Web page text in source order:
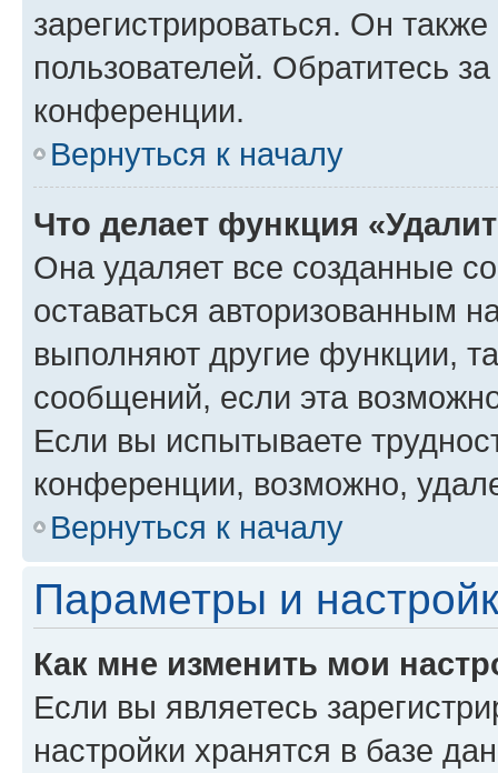
зарегистрироваться. Он
пользователей. Обратитесь
конференции.
Вернуться к началу
Что делает функция
Она удаляет все созданные
оставаться авторизованным
выполняют другие функции,
сообщений, если эта
Если вы испытываете
конференции, возможно,
Вернуться к началу
Параметры и
Как мне изменить мои
Если вы являетесь
настройки хранятся в базе